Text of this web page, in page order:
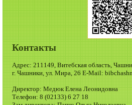
Контакты
Адрес: 211149, Витебская область,
г. Чашники, ул. Мира, 26 E-Mail:
Директор: Медюк Елена Леонидовна
Телефон: 8 (02133) 6 27 18